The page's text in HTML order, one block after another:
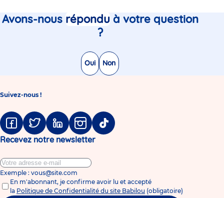
Avons-nous réponduà votre question
?
Non
Oui
Suivez-nous !
Facebook
TwitterLinkedinInstagram
Tiktok
Recevez notre newsletter
Exemple : vous@site.com
En m'abonnant, je confirme avoir lu et accepté
la Politique de Confidentialité du site Babilou (obligatoire)